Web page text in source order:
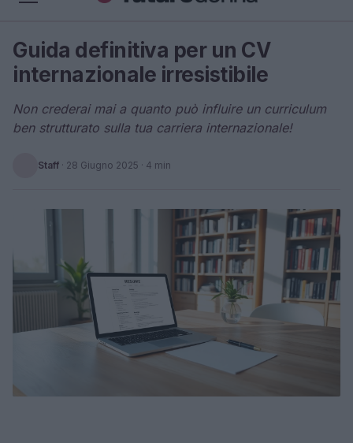
Cerca
Guida definitiva per un CV
internazionale irresistibile
Non crederai mai a quanto può influire un curriculum
ben strutturato sulla tua carriera internazionale!
Staff · 28 Giugno 2025 · 4 min